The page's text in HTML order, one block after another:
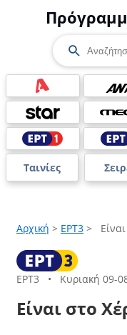
Ταινίες
Αρχική > ΕΡΤ3 >
ΕΡΤ3 • Κυριακή 09-
Είναι στο